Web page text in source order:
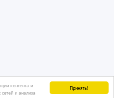
Принять!
контента и
и анализа